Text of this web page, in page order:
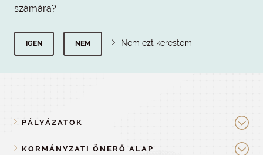
számára?
IGEN NEM Nem ezt kerestem
PÁLYÁZATOK
KORMÁNYZATI ÖNERŐ ALAP